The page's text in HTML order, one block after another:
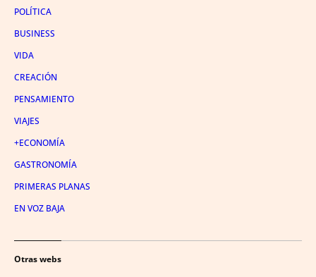
POLÍTICA
BUSINESS
VIDA
CREACIÓN
PENSAMIENTO
VIAJES
+ECONOMÍA
GASTRONOMÍA
PRIMERAS PLANAS
EN VOZ BAJA
Otras webs